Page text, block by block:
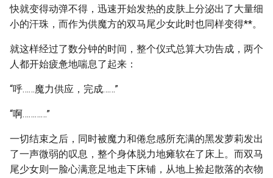
快就变得动弹不得，迅速开始发热的皮肤上分泌出了大量细
小的汗珠，而作为供魔方的双马尾少女此时也同样变得**。
就这样经过了数分钟的时间，整个仪式总算大功告成，两个
人都开始疲惫地喘息了起来：
“呼……魔力供应，完成……”
“啊…………”
一切结束之后，同时被魔力和倦怠感所充满的黑发萝莉发出
了一声微弱的叹息，整个身体脱力地瘫软在了床上。而双马
尾少女则一脸心满意足地走下床铺，从地上捡起散落的衣物